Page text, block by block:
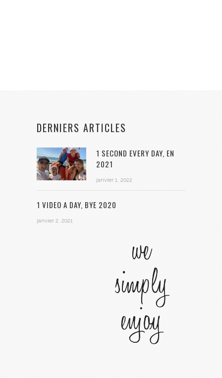
DERNIERS ARTICLES
1 SECOND EVERY DAY, EN
2021
janvier 1, 2022
1 VIDEO A DAY, BYE 2020
janvier 2, 2021